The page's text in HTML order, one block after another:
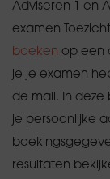
Adviseren 1 en
examen
boeken op een
je je examen
de mail. In deze
je persoonlijke
resultaten